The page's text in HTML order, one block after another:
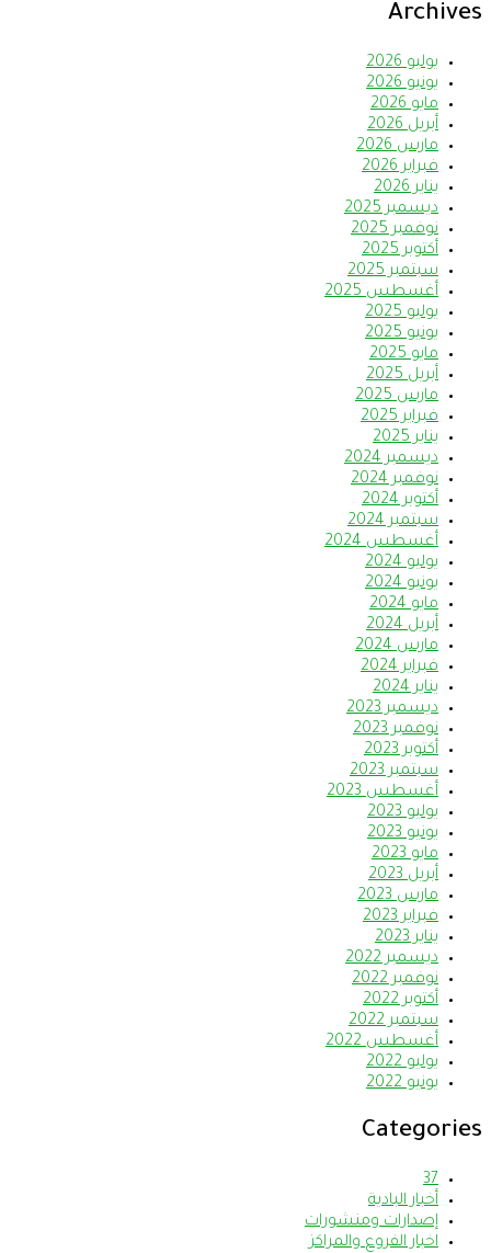
Archives
يوليو 2026
يونيو 2026
مايو 2026
أبريل 2026
مارس 2026
فبراير 2026
يناير 2026
ديسمبر 2025
نوفمبر 2025
أكتوبر 2025
سبتمبر 2025
أغسطس 2025
يوليو 2025
يونيو 2025
مايو 2025
أبريل 2025
مارس 2025
فبراير 2025
يناير 2025
ديسمبر 2024
نوفمبر 2024
أكتوبر 2024
سبتمبر 2024
أغسطس 2024
يوليو 2024
يونيو 2024
مايو 2024
أبريل 2024
مارس 2024
فبراير 2024
يناير 2024
ديسمبر 2023
نوفمبر 2023
أكتوبر 2023
سبتمبر 2023
أغسطس 2023
يوليو 2023
يونيو 2023
مايو 2023
أبريل 2023
مارس 2023
فبراير 2023
يناير 2023
ديسمبر 2022
نوفمبر 2022
أكتوبر 2022
سبتمبر 2022
أغسطس 2022
يوليو 2022
يونيو 2022
Categories
37
أخبار البادية
إصدارات ومنشورات
اخبار الفروع والمراكز